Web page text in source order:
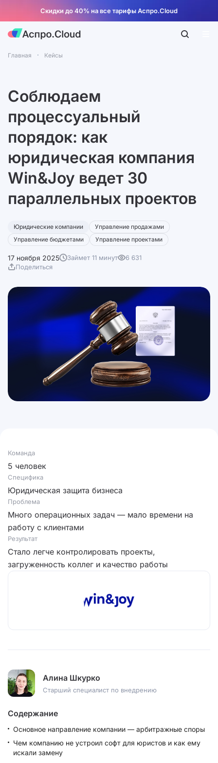
Скидки до 40% на все тарифы Аспро.Cloud
Главная Кейсы
Соблюдаем
процессуальный
порядок: как
юридическая компания
Win&Joy ведет 30
параллельных проектов
Юридические компании
Управление продажами
Управление бюджетами
Управление проектами
17 ноября 2025 Займет 11 минут
6 631
Поделиться
Команда
5 человек
Специфика
Юридическая защита бизнеса
Проблема
Много операционных задач — мало времени на
работу с клиентами
Результат
Стало легче контролировать проекты,
загруженность коллег и качество работы
Алина Шкурко
Старший специалист по внедрению
Содержание
Основное направление компании — арбитражные споры
Чем компанию не устроил софт для юристов и как ему
искали замену